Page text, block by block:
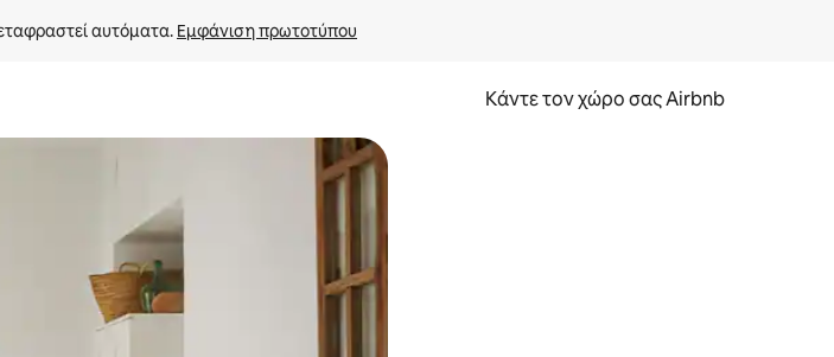
αυτόματα. Εμφάνιση πρωτοτύπου
Κάντε τον χώρο σας Airbnb